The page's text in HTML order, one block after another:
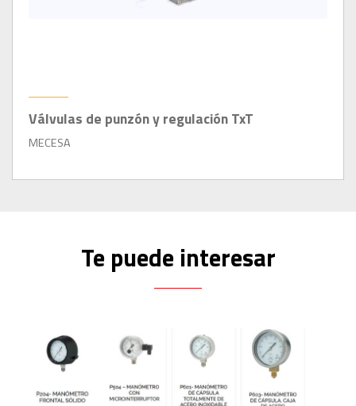
Válvulas de punzón y regulación TxT
MECESA
Te puede interesar